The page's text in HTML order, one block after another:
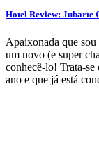
Hotel Review: Jubarte
Apaixonada que
um novo (e super
conhecê-lo! Trata-se
ano e que já está